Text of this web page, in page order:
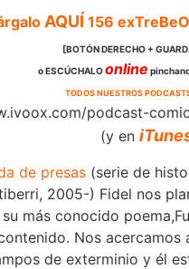
AQUÍ 156 exTreBeO
[BOTÓN DERECHO +
o ESCÚCHALOonline
TODOS NUESTROS
(y en
de presas(serie de
2005-) Fidel nos
más conocido
Nos
de exterminio y él